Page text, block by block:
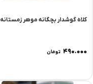
کلاه گوشدار بچگانه موهر زمستانه
۴۹۰.۰۰۰ تومان